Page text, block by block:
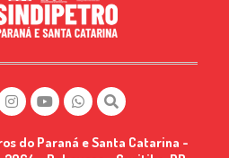
do Paraná e Santa Catarina -